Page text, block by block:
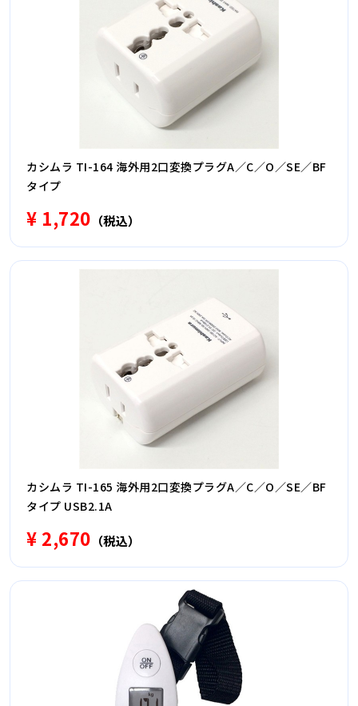
カシムラ TI-164 海外用2口変換プラグA／C／O／SE／BF
タイプ
¥ 1,720 （税込）
カシムラ TI-165 海外用2口変換プラグA／C／O／SE／BF
タイプ USB2.1A
¥ 2,670 （税込）